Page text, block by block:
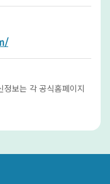
보는 각 공식홈페이지